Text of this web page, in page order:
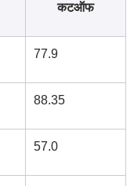
कटऑफ
77.9
88.35
57.0